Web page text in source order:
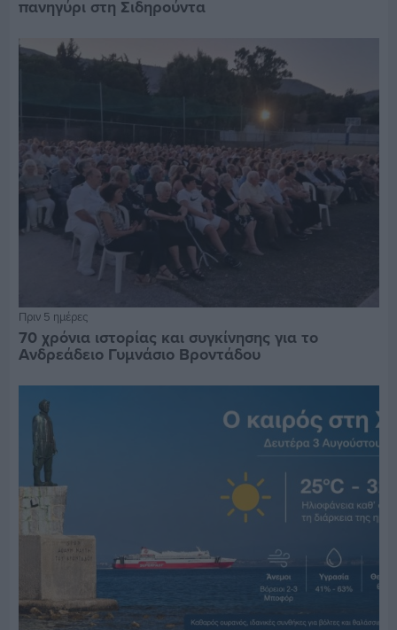
πανηγύρι στη Σιδηρούντα
Πριν 5 ημέρες
70 χρόνια ιστορίας και συγκίνησης για το
Ανδρεάδειο Γυμνάσιο Βροντάδου